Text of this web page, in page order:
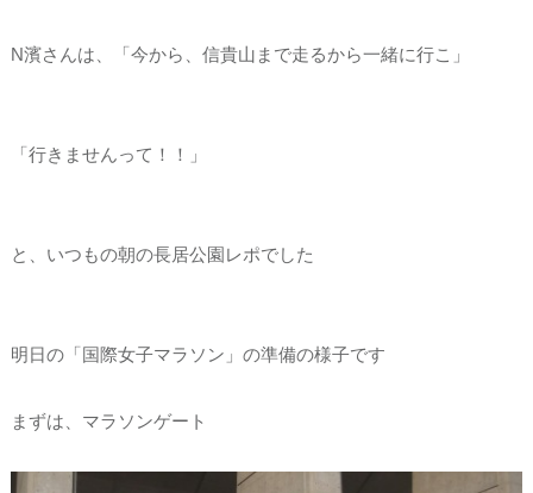
N濱さんは、「今から、信貴山まで走るから一緒に行こ」
「行きませんって！！」
と、いつもの朝の長居公園レポでした
明日の「国際女子マラソン」の準備の様子です
まずは、マラソンゲート